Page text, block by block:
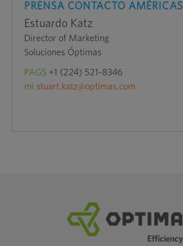
PRENSA CONTACTO AMÉRICAS
Estuardo Katz
Director of Marketing
Soluciones Óptimas
PAGS +1 (224) 521-8346
mi stuart.katz@optimas.com